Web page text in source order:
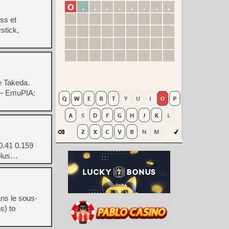
et
Takeda.
EmuPIA:
0.159
le sous-
to